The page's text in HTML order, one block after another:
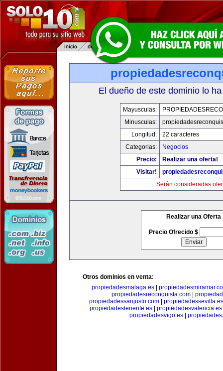
El dueño de este dominio lo
Mayusculas:
Minusculas:
Longitud:
22 caracteres
Categorias:
Negocios
Precio:
Realizar una oferta!
Visitar!
Serán consideradas
Realizar una Oferta
Precio Ofrecido $
Otros dominios en venta:
propiedadesmalaga.es|
propiedadesreconquista.com
propiedadessanjusto.com| propiedadessevilla.es
propiedadestenerife.es| propiedadesvalencia.es
propiedadesvigo.es|